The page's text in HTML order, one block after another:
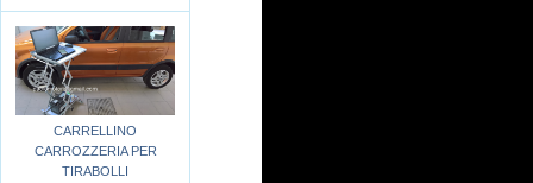
CARRELLINO
CARROZZERIA PER
TIRABOLLI